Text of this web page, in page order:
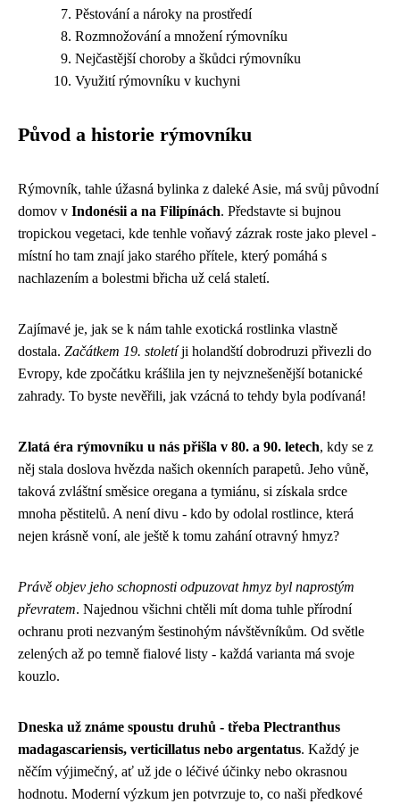
Pěstování a nároky na prostředí
Rozmnožování a množení rýmovníku
Nejčastější choroby a škůdci rýmovníku
Využití rýmovníku v kuchyni
Původ a historie rýmovníku
Rýmovník, tahle úžasná bylinka z daleké Asie, má svůj původní
domov v Indonésii a na Filipínách. Představte si bujnou
tropickou vegetaci, kde tenhle voňavý zázrak roste jako plevel -
místní ho tam znají jako starého přítele, který pomáhá s
nachlazením a bolestmi břicha už celá staletí.
Zajímavé je, jak se k nám tahle exotická rostlinka vlastně
dostala. Začátkem 19. stoletíji holandští dobrodruzi přivezli do
Evropy, kde zpočátku krášlila jen ty nejvznešenější botanické
zahrady. To byste nevěřili, jak vzácná to tehdy byla podívaná!
Zlatá éra rýmovníku u nás přišla v 80. a 90. letech, kdy se z
něj stala doslova hvězda našich okenních parapetů. Jeho vůně,
taková zvláštní směsice oregana a tymiánu, si získala srdce
mnoha pěstitelů. A není divu - kdo by odolal rostlince, která
nejen krásně voní, ale ještě k tomu zahání otravný hmyz?
Právě objev jeho schopnosti odpuzovat hmyz byl naprostým
převratem. Najednou všichni chtěli mít doma tuhle přírodní
ochranu proti nezvaným šestinohým návštěvníkům. Od světle
zelených až po temně fialové listy - každá varianta má svoje
kouzlo.
Dneska už známe spoustu druhů - třeba Plectranthus
madagascariensis, verticillatus nebo argentatus. Každý je
něčím výjimečný, ať už jde o léčivé účinky nebo okrasnou
hodnotu. Moderní výzkum jen potvrzuje to, co naši předkové